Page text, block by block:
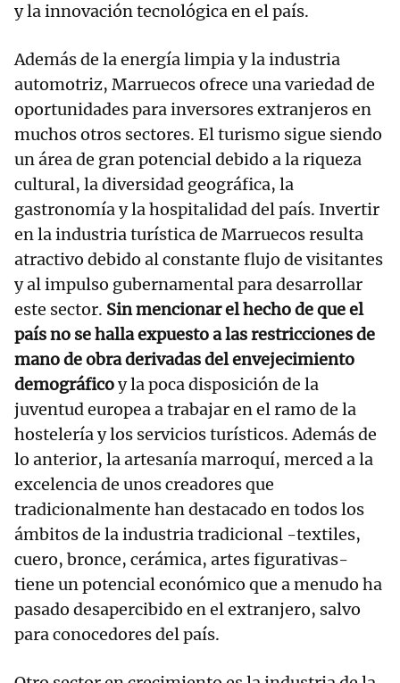
y la innovación tecnológica en el país.
Además de la energía limpia y la industria
automotriz, Marruecos ofrece una variedad de
oportunidades para inversores extranjeros en
muchos otros sectores. El turismo sigue siendo
un área de gran potencial debido a la riqueza
cultural, la diversidad geográfica, la
gastronomía y la hospitalidad del país. Invertir
en la industria turística de Marruecos resulta
atractivo debido al constante flujo de visitantes
y al impulso gubernamental para desarrollar
este sector. Sin mencionar el hecho de que el
país no se halla expuesto a las restricciones de
mano de obra derivadas del envejecimiento
demográficoy la poca disposición de la
juventud europea a trabajar en el ramo de la
hostelería y los servicios turísticos. Además de
lo anterior, la artesanía marroquí, merced a la
excelencia de unos creadores que
tradicionalmente han destacado en todos los
ámbitos de la industria tradicional -textiles,
cuero, bronce, cerámica, artes figurativas-
tiene un potencial económico que a menudo ha
pasado desapercibido en el extranjero, salvo
para conocedores del país.